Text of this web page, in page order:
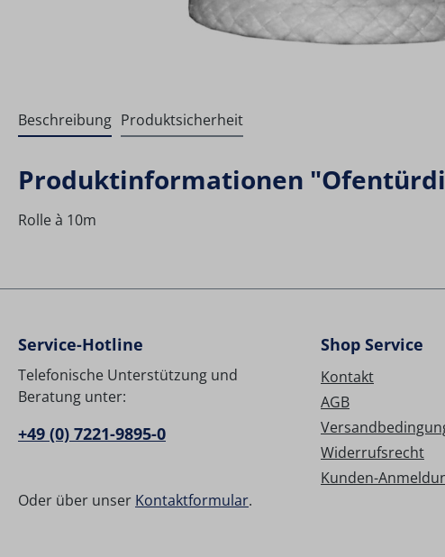
Beschreibung Produktsicherheit
Produktinformationen
Rolle à 10m
Service-Hotline
Telefonische Unterstützung und
Beratung unter:
+49 (0) 7221-9895-0
Oder über unser Kontaktformular.
Shop Service
Kontakt
AGB
Widerrufsrecht
Kunden-